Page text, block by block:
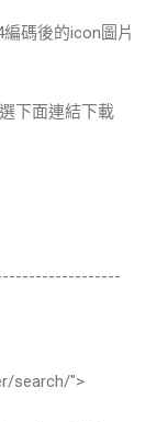
碼後的icon圖片
下面連結下載
search/">